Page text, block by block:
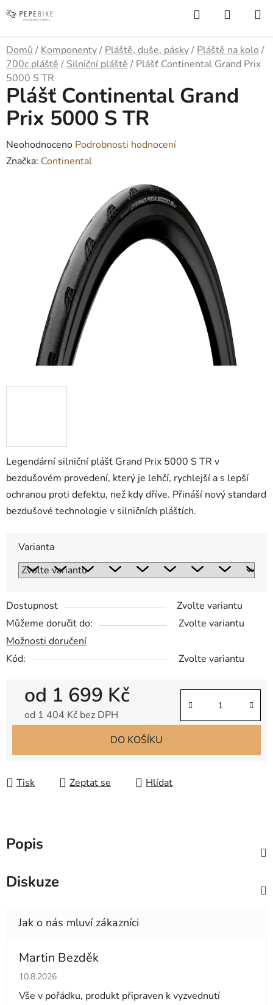
na
Hledat
KOŠÍK
Domů / Komponenty/ Pláště, duše, pásky/ Pláště na kolo /
700c pláště / Silniční pláště / Plášť Continental Grand Prix
5000 S TR
Legendární silniční plášť Grand Prix 5000 S TR v
bezdušovém provedení, který je lehčí, rychlejší a s lepší
ochranou proti defektu, než kdy dříve. Přináší nový standard
bezdušové technologie v silničních pláštích.
Varianta
Dostupnost
Zvolte variantu
Můžeme doručit do:
Zvolte variantu
Možnosti doručení
Kód:
Zvolte variantu
od 1 699 Kč
od 1 404 Kč bez DPH
DO KOŠÍKU
Tisk Zeptat se Hlídat
Plášť Continental Grand
Prix 5000 S TR
Průměrné
hodnocení
Neohodnoceno Podrobnosti hodnocení
Značka: Continental
Popis
Diskuze
Martin Bezděk
Hodnocení obchodu je 5 z 5 hvězdiček.
10.8.2026
Vše v pořádku, produkt připraven k vyzvednutí